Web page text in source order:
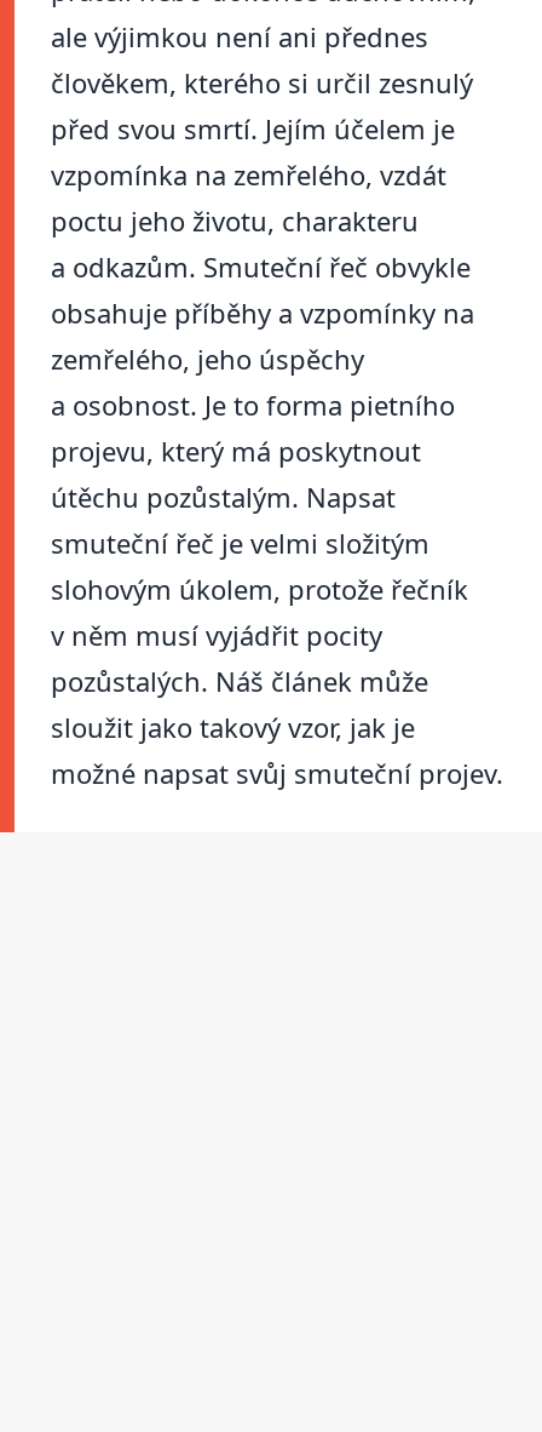
ale výjimkou není ani přednes
člověkem, kterého si určil zesnulý
před svou smrtí. Jejím účelem je
vzpomínka na zemřelého, vzdát
poctu jeho životu, charakteru
a odkazům. Smuteční řeč obvykle
obsahuje příběhy a vzpomínky na
zemřelého, jeho úspěchy
a osobnost. Je to forma pietního
projevu, který má poskytnout
útěchu pozůstalým. Napsat
smuteční řeč je velmi složitým
slohovým úkolem, protože řečník
v něm musí vyjádřit pocity
pozůstalých. Náš článek může
sloužit jako takový vzor, jak je
možné napsat svůj smuteční projev.